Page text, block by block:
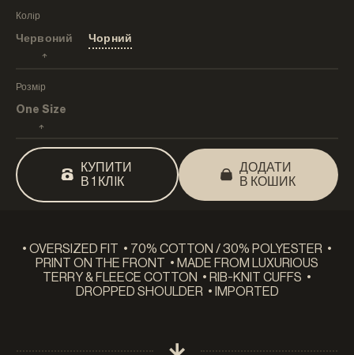
Колiр
Червоний Чорний
Розмiр
One Size
ДОДАТИ
В КОШИК
КУПИТИ
В 1 КЛIК
• OVERSIZED FIT • 70% COTTON / 30% POLYESTER •
PRINT ON THE FRONT • MADE FROM LUXURIOUS
TERRY & FLEECE COTTON • RIB-KNIT CUFFS •
DROPPED SHOULDER • IMPORTED